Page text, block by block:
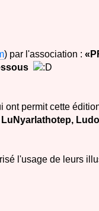
) par l'association :
permit cette
l'usage de leurs